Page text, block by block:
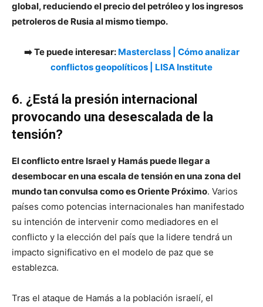
global, reduciendo el precio del petróleo y los ingresos
petroleros de Rusia al mismo tiempo.
➡️ Te puede interesar: Masterclass | Cómo analizar
conflictos geopolíticos | LISA Institute
6. ¿Está la presión internacional
provocando una desescalada de la
tensión?
El conflicto entre Israel y Hamás puede llegar a
desembocar en una escala de tensión en una zona del
mundo tan convulsa como es Oriente Próximo. Varios
países como potencias internacionales han manifestado
su intención de intervenir como mediadores en el
conflicto y la elección del país que la lidere tendrá un
impacto significativo en el modelo de paz que se
establezca.
Tras el ataque de Hamás a la población israelí, el